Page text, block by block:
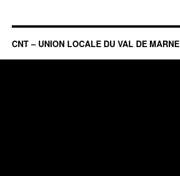
CNT – UNION LOCALE DU VAL DE MARNE